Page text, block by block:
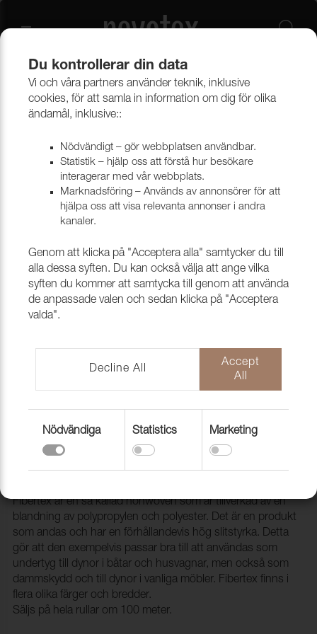
Tekniska vävar Vävar i syntetmaterial Fibertex
Fibertex nonwoven WL Grey, 150g,
62cm, 100m/rl
1950762
Fibertex är en så kallad nonwoven som är tillverkad av en
blandning av polypropylen och polyester. Det är en produkt
som andas och har en förhållandevis hög slitstyrka. Detta
gör att den exempelvis passar bra till att användas som
undertyg till dynor i båtar och husvagnar, men också som
dammskydd och till dynor i vanliga möbler. Fibertex finns i
flera olika färger och bredder.
Säljs på hela rullar om 100 meter.
Du kontrollerar din data
Vi och våra partners använder teknik, inklusive
cookies, för att samla in information om dig för olika
ändamål, inklusive::
Nödvändigt – gör webbplatsen användbar.
Statistik – hjälp oss att förstå hur besökare
interagerar med vår webbplats.
Marknadsföring – Används av annonsörer för att
hjälpa oss att visa relevanta annonser i andra
kanaler.
Genom att klicka på "Acceptera alla" samtycker du till
alla dessa syften. Du kan också välja att ange vilka
syften du kommer att samtycka till genom att använda
de anpassade valen och sedan klicka på "Acceptera
valda".
Decline All
Accept
All
Nödvändiga Statistics Marketing